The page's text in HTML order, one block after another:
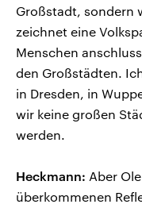
Großstadt, sondern
zeichnet eine
Menschen
den Großstädten.
in Dresden, in
wir keine großen
werden.
Heckmann: Aber
überkommenen